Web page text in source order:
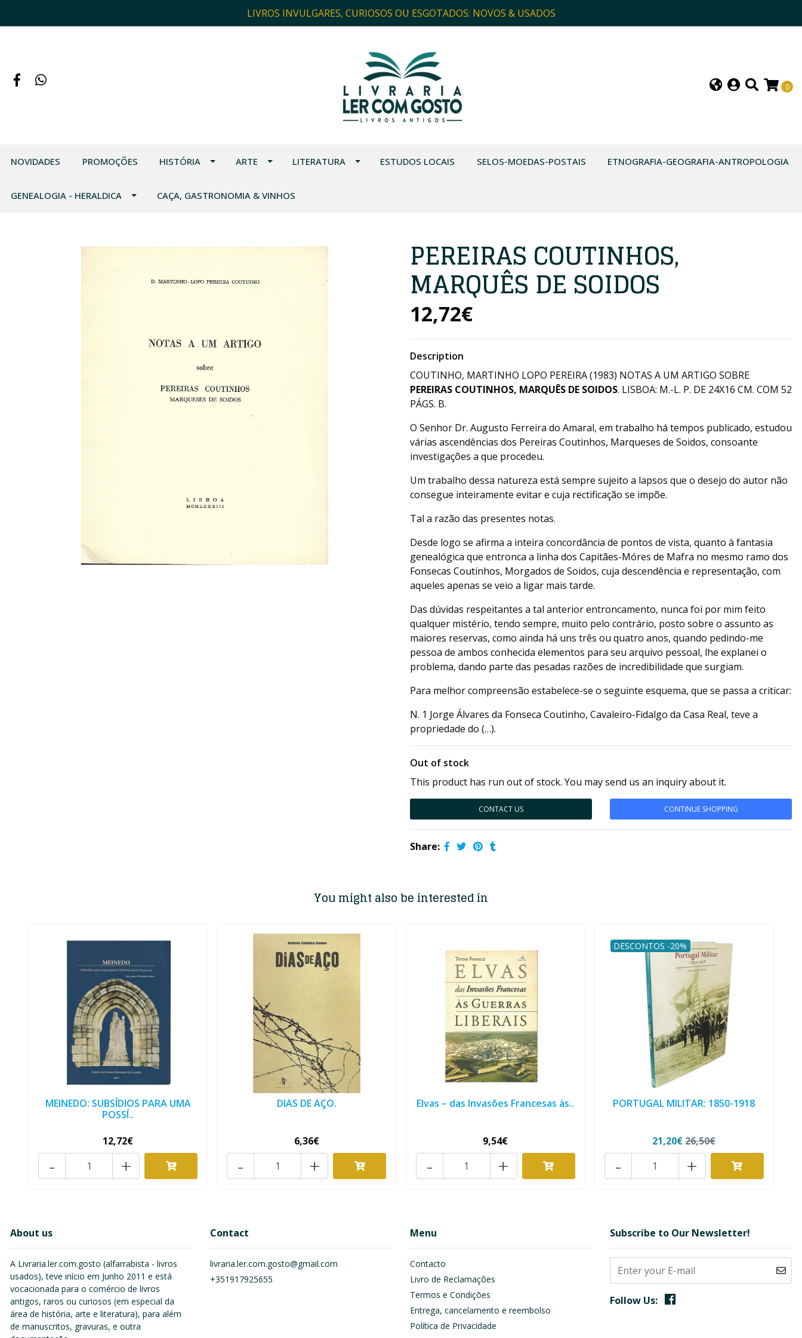
LIVROS INVULGARES, CURIOSOS OU ESGOTADOS: NOVOS & USADOS
0
NOVIDADES PROMOÇÕES HISTÓRIA ARTE LITERATURA ESTUDOS LOCAIS SELOS-MOEDAS-POSTAIS ETNOGRAFIA-GEOGRAFIA-ANTROPOLOGIA
GENEALOGIA - HERALDICA CAÇA, GASTRONOMIA & VINHOS
PEREIRAS COUTINHOS,
MARQUÊS DE SOIDOS
12,72€
Description
COUTINHO, MARTINHO LOPO PEREIRA (1983) NOTAS A UM ARTIGO SOBRE
PEREIRAS COUTINHOS, MARQUÊS DE SOIDOS. LISBOA: M.-L. P. DE 24X16 CM. COM 52
PÁGS. B.
O Senhor Dr. Augusto Ferreira do Amaral, em trabalho há tempos publicado, estudou
várias ascendências dos Pereiras Coutinhos, Marqueses de Soidos, consoante
investigações a que procedeu.
Um trabalho dessa natureza está sempre sujeito a lapsos que o desejo do autor não
consegue inteiramente evitar e cuja rectificação se impõe.
Tal a razão das presentes notas.
Desde logo se afirma a inteira concordância de pontos de vista, quanto à fantasia
genealógica que entronca a linha dos Capitães-Móres de Mafra no mesmo ramo dos
Fonsecas Coutinhos, Morgados de Soidos, cuja descendência e representação, com
aqueles apenas se veio a ligar mais tarde.
Das dúvidas respeitantes a tal anterior entroncamento, nunca foi por mim feito
qualquer mistério, tendo sempre, muito pelo contrário, posto sobre o assunto as
maiores reservas, como ainda há uns três ou quatro anos, quando pedindo-me
pessoa de ambos conhecida elementos para seu arquivo pessoal, lhe explanei o
problema, dando parte das pesadas razões de incredibilidade que surgiam.
Para melhor compreensão estabelece-se o seguinte esquema, que se passa a criticar:
N. 1 Jorge Álvares da Fonseca Coutinho, Cavaleiro-Fidalgo da Casa Real, teve a
propriedade do (…).
Out of stock
This product has run out of stock. You may send us an inquiry about it.
CONTACT US CONTINUE SHOPPING
Share:
You might also be interested in
MEINEDO: SUBSÍDIOS PARA UMA
POSSÍ..
12,72€
+
-
DIAS DE AÇO.
6,36€
+
-
Elvas – das Invasões Francesas às..
9,54€
+
-
DESCONTOS -20%
PORTUGAL MILITAR: 1850-1918
21,20€26,50€
+
-
About us
A Livraria.ler.com.gosto (alfarrabista - livros
usados), teve início em Junho 2011 e está
vocacionada para o comércio de livros
antigos, raros ou curiosos (em especial da
área de história, arte e literatura), para além
de manuscritos, gravuras, e outra
Contact
livraria.ler.com.gosto@gmail.com
+351917925655
Menu
Contacto
Livro de Reclamações
Termos e Condições
Entrega, cancelamento e reembolso
Política de Privacidade
Subscribe to Our Newsletter!
Follow Us: